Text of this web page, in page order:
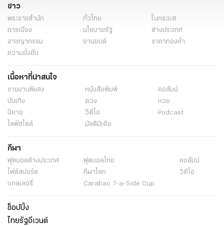
ข่าว
พระราชสำนัก ทั่วไทย
ในกระแส
การเมือง
นโยบายรัฐ
ต่างประเทศ
อาชญากรรม
ยานยนต์
ราคาทองคำ
ความยั่งยืน
เนื้อหาที่น่าสนใจ
รายงานพิเศษ หนังสือพิมพ์
คอลัมน์
บันเทิง
ดวง
หวย
นิยาย
วิดีโอ
Podcast
ไลฟ์สไตล์
มัลติมีเดีย
กีฬา
ฟุตบอลต่่างประเทศ ฟุตบอลไทย
คอลัมน์
ไฟต์สปอร์ต
กีฬาโลก
วิดีโอ
แกลเลอรี่
Carabao 7-a-Side Cup
ช็อปปิ้ง
ไทยรัฐอีเวนต์